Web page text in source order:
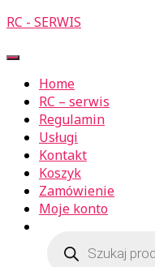
RC - SERWIS
Przełącz
Home
RC – serwis
Regulamin
Usługi
Kontakt
Koszyk
Zamówienie
Moje konto
produktów